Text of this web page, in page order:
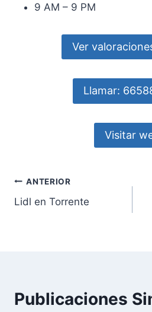
9 AM – 9 PM
Ver
Llamar:
Visitar
Navegación
de
ANTERIOR
Lidl en Torrente
Publicaciones